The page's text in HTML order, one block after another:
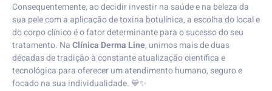
Consequentemente, ao decidir investir na saúde e na beleza da
sua pele com a aplicação de toxina botulínica, a escolha do local e
do corpo clínico é o fator determinante para o sucesso do seu
tratamento. NaClínica Derma Line, unimos mais de duas
décadas de tradição à constante atualização científica e
tecnológica para oferecer um atendimento humano, seguro e
focado na sua individualidade. 💙✨